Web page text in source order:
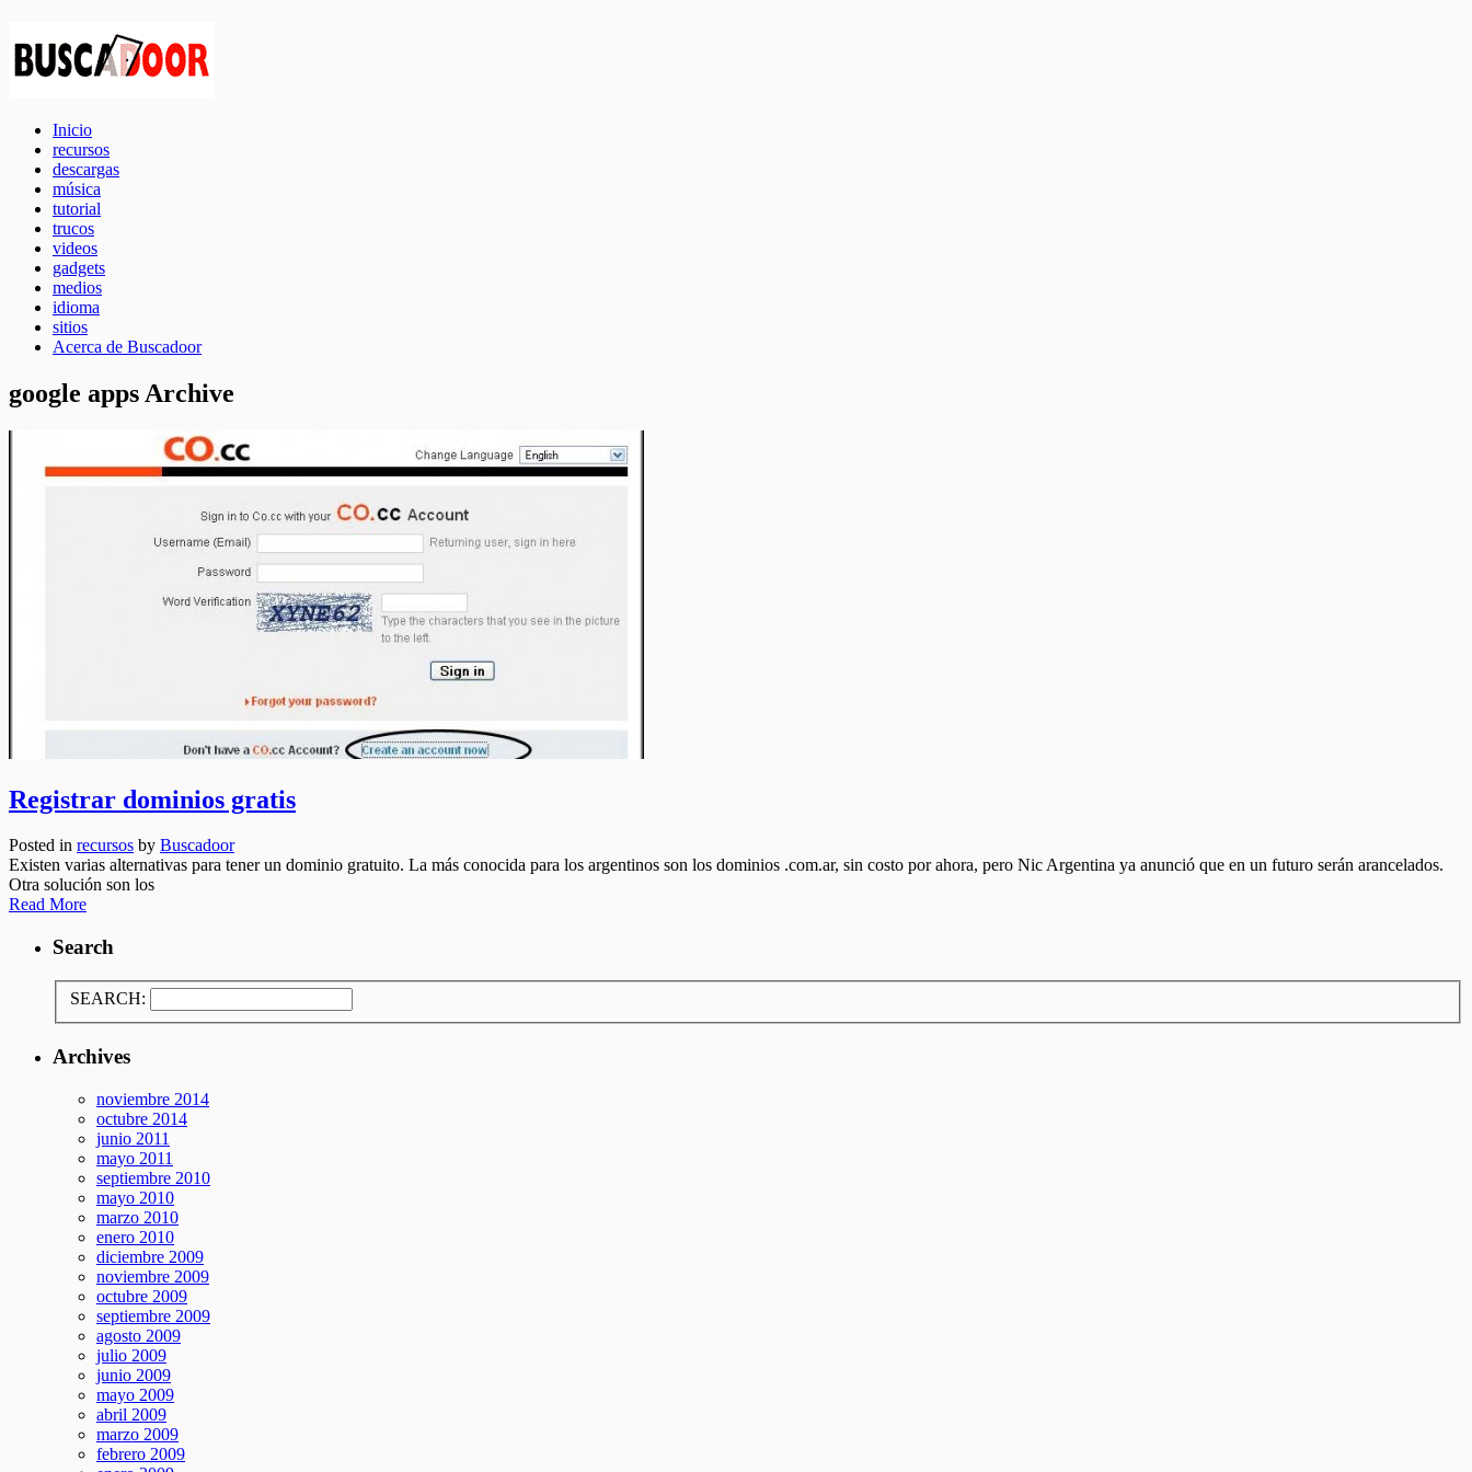
Inicio
recursos
descargas
música
tutorial
trucos
videos
gadgets
medios
idioma
sitios
Acerca de Buscadoor
google apps Archive
Registrar dominios gratis
Posted in recursos by Buscadoor
Existen varias alternativas para tener un dominio gratuito. La más conocida para los argentinos son los dominios .com.ar, sin costo por ahora, pero Nic Argentina ya anunció que en un futuro serán arancelados.
Otra solución son los
Read More
Search
SEARCH:
Archives
noviembre 2014
octubre 2014
junio 2011
mayo 2011
septiembre 2010
mayo 2010
marzo 2010
enero 2010
diciembre 2009
noviembre 2009
octubre 2009
septiembre 2009
agosto 2009
julio 2009
junio 2009
mayo 2009
abril 2009
marzo 2009
febrero 2009